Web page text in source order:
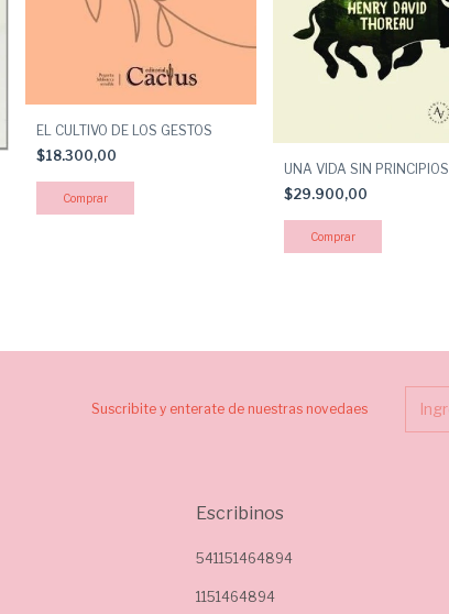
EL CULTIVO DE LOS GESTOS
$18.300,00
UNA VIDA SIN PRINCIPIOS
$29.900,00
Suscribite y enterate de nuestras novedaes
Escribinos
541151464894
1151464894